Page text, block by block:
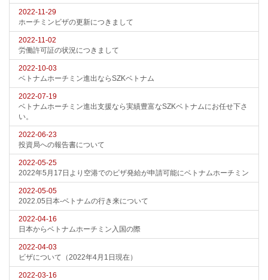
2022-11-29
ホーチミンビザの更新につきまして
2022-11-02
労働許可証の状況につきまして
2022-10-03
ベトナムホーチミン進出ならSZKベトナム
2022-07-19
ベトナムホーチミン進出支援なら実績豊富なSZKベトナムにお任せ下さ
い。
2022-06-23
投資局への報告書について
2022-05-25
2022年5月17日より空港でのビザ発給が申請可能にベトナムホーチミン
2022-05-05
2022.05日本-ベトナムの行き来について
2022-04-16
日本からベトナムホーチミン入国の際
2022-04-03
ビザについて（2022年4月1日現在）
2022-03-16